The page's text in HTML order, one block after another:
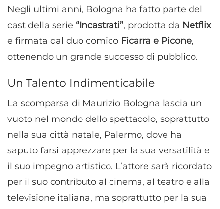
Negli ultimi anni, Bologna ha fatto parte del
cast della serie “Incastrati”, prodotta da Netflix
e firmata dal duo comico Ficarra e Picone,
ottenendo un grande successo di pubblico.
Un Talento Indimenticabile
La scomparsa di Maurizio Bologna lascia un
vuoto nel mondo dello spettacolo, soprattutto
nella sua città natale, Palermo, dove ha
saputo farsi apprezzare per la sua versatilità e
il suo impegno artistico. L’attore sarà ricordato
per il suo contributo al cinema, al teatro e alla
televisione italiana, ma soprattutto per la sua